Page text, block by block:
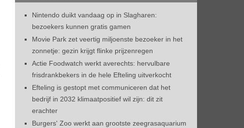
Nintendo duikt vandaag op in Slagharen:
bezoekers kunnen gratis gamen
Movie Park zet veertig miljoenste bezoeker in het
zonnetje: gezin krijgt flinke prijzenregen
Actie Foodwatch werkt averechts: hervulbare
frisdrankbekers in de hele Efteling uitverkocht
Efteling is gestopt met communiceren dat het
bedrijf in 2032 klimaatpositief wil zijn: dit zit
erachter
Burgers' Zoo werkt aan grootste zeegrasaquarium